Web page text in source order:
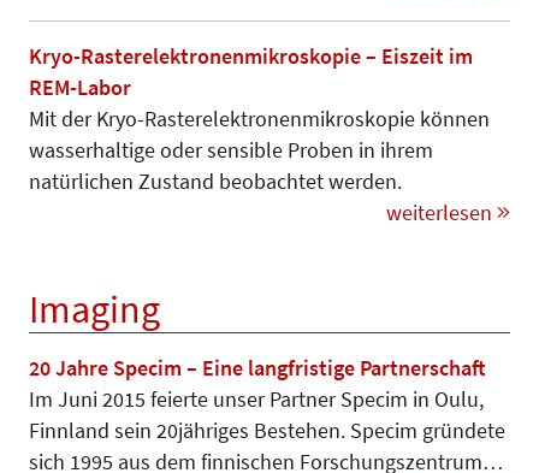
Kryo-Rasterelektronenmikroskopie – Eiszeit im
REM-Labor
Mit der Kryo-Rasterelektronen­mi­­kro­­skopie können
wasserhaltige oder sensible Proben in ihrem
natürlichen Zustand beobachtet werden.
weiterlesen
Imaging
20 Jahre Specim – Eine langfristige Partnerschaft
Im Juni 2015 feierte unser Partner Specim in Oulu,
Finnland sein 20jähriges Bestehen. Specim gründete
sich 1995 aus dem finnischen Forschungszentrum…